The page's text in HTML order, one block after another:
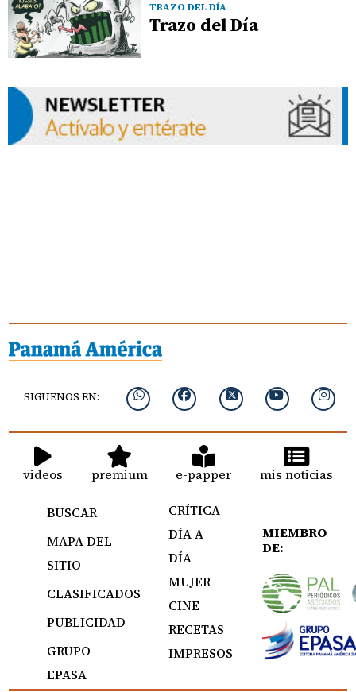
TRAZO DEL DÍA
Trazo del Día
SIGUENOS EN:
videos premium e-papper mis noticias
BUSCAR
MAPA DEL
SITIO
CLASIFICADOS
PUBLICIDAD
GRUPO
EPASA
CRÍTICA
DÍA A
DÍA
MUJER
CINE
RECETAS
IMPRESOS
MIEMBRO
DE: